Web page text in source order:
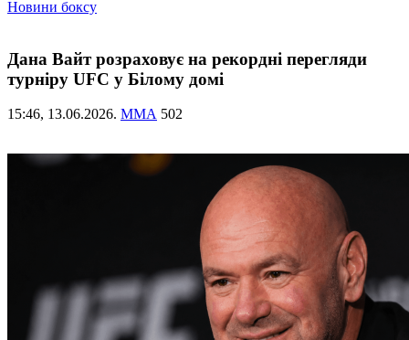
Новини боксу
Дана Вайт розраховує на рекордні перегляди
турніру UFC у Білому домі
15:46, 13.06.2026. ММА 502